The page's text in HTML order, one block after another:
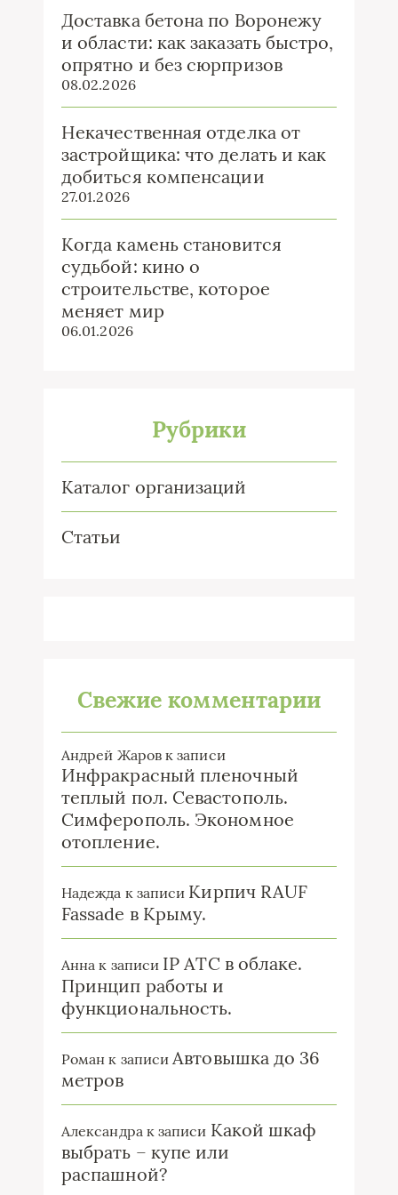
Доставка бетона по Воронежу
и области: как заказать быстро,
опрятно и без сюрпризов
08.02.2026
Некачественная отделка от
застройщика: что делать и как
добиться компенсации
27.01.2026
Когда камень становится
судьбой: кино о
строительстве, которое
меняет мир
06.01.2026
Рубрики
Каталог организаций
Статьи
Свежие комментарии
Андрей Жаровк записи
Инфракрасный пленочный
теплый пол. Севастополь.
Симферополь. Экономное
отопление.
Надежда к записи Кирпич RAUF
Fassade в Крыму.
Анна к записи IP ATC в облаке.
Принцип работы и
функциональность.
Роман к записиАвтовышка до 36
метров
Александрак записи Какой шкаф
выбрать – купе или
распашной?